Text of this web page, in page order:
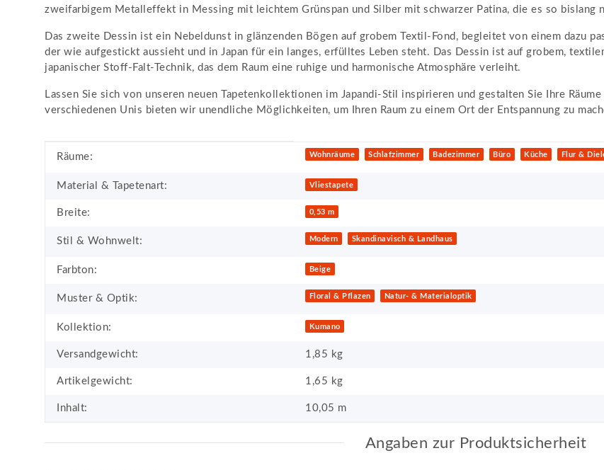
zweifarbigem Metalleffekt in Messing mit leichtem Grünspan und Silber mit schwarzer Patina, die es so bislang
Das zweite Dessin ist ein Nebeldunst in glänzenden Bögen auf grobem Textil-Fond, begleitet von einem dazu
der wie aufgestickt aussieht und in Japan für ein langes, erfülltes Leben steht. Das Dessin ist auf grobem,
japanischer Stoff-Falt-Technik, das dem Raum eine ruhige und harmonische Atmosphäre verleiht.
Lassen Sie sich von unseren neuen Tapetenkollektionen im Japandi-Stil inspirieren und gestalten Sie Ihre
verschiedenen Unis bieten wir unendliche Möglichkeiten, um Ihren Raum zu einem Ort der Entspannung zu
Produkteigenschaft
Wert
Räume: Wohnräume Schlafzimmer Badezimmer Büro Küche Flur &
Material & Tapetenart: Vliestapete
Breite: 0,53 m
Stil & Wohnwelt: Modern Skandinavisch & Landhaus
Farbton: Beige
Muster & Optik: Floral & Pflazen Natur- & Materialoptik
Kollektion: Kumano
Versandgewicht: 1,85 kg
Artikelgewicht: 1,65 kg
Inhalt: 10,05 m
Angaben zur Produktsicherheit